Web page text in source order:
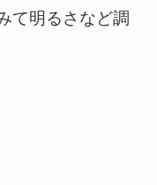
て明るさなど調